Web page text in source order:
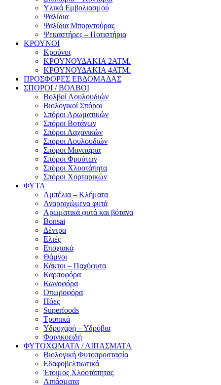
Υλικά Εμβολιασμού
Ψαλίδια
Ψαλίδια Μπορντούρας
Ψεκαστήρες – Ποτιστήρια
ΚΡΟΥΝΟΙ
Κρούνοι
ΚΡΟΥΝΟΥΔΑΚΙΑ 2ΑΤΜ.
ΚΡΟΥΝΟΥΔΑΚΙΑ 4ΑΤΜ.
ΠΡΟΣΦΟΡΕΣ ΕΒΔΟΜΑΔΑΣ
ΣΠΟΡΟΙ / ΒΟΛΒΟΙ
Βολβοί Λουλουδιών
Βιολογικοί Σπόροι
Σπόροι Αρωματικών
Σπόροι Βοτάνων
Σπόροι Λαχανικών
Σπόροι Λουλουδιών
Σπόροι Μανιτάρια
Σπόροι Φρούτων
Σπόροι Χλοοτάπητα
Σπόροι Χορταρικών
ΦΥΤΑ
Αμπέλια – Κλήματα
Αναρριχώμενα φυτά
Αρωματικά φυτά και βότανα
Bonsai
Δέντρα
Ελιές
Εποχιακά
Θάμνοι
Κάκτοι – Παχύφυτα
Καρποφόρα
Κωνοφόρα
Οπωροφόρα
Πόες
Superfoods
Τροπικά
Υδροχαρή – Υδρόβια
Φοινικοειδή
ΦΥΤΟΧΩΜΑΤΑ / ΛΙΠΑΣΜΑΤΑ
Βιολογική Φυτοπροστασία
Εδαφοβελτιωτικά
Έτοιμος Χλοοτάπητας
Λιπάσματα